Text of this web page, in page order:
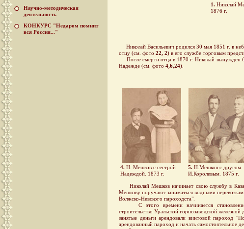
Научно-методическая
деятельность
КОНКУРС "Недаром помнит
вся Россия..."
1. Николай
1876 г.
Николай Васильевич родился 30 мая 1851 г. в
отцу (см. фото 22, 2) в его службе торговым
После смерти отца в 1870 г. Николай вынужден
Надежде (см. фото 4,6,24).
4. Н. Мешков с сестрой
Надеждой. 1873 г.
5. Н.Мешков с другом
И.Королевым. 1875 г.
Николай Мешков начинает свою службу в
Мешкову поручают заниматься водными
Волжско-Невского пароходста".
С этого времени начинается становление
строительство Уральской горнозаводской
занятые деньги арендовали винтовой пароход
арендованный пароход и начать самостоятельное